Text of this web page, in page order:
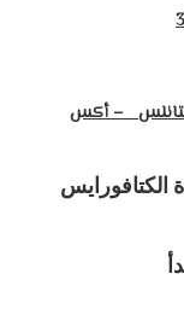
– أكس
الكتافورايس